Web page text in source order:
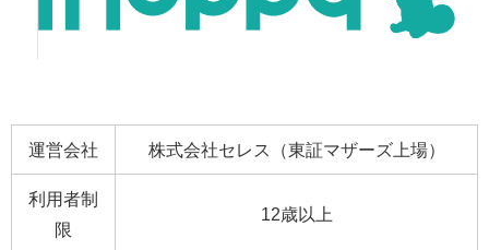
運営会社 株式会社セレス（東証マザーズ上場）
利用者制
限
12歳以上